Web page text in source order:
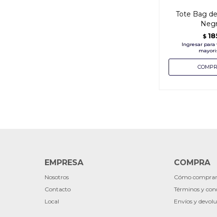
Tote Bag
$
EMPRESA
Nosotros
Contacto
Local
COMPRA
Cómo comprar
Términos y
Envíos y